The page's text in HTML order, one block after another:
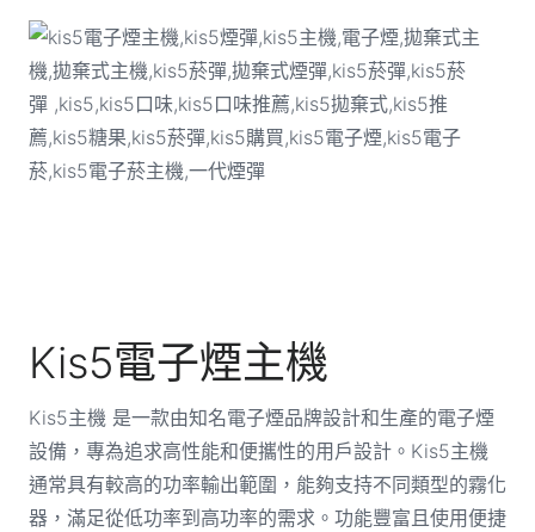
Kis5電子煙主機
Kis5主機 是一款由知名電子煙品牌設計和生產的電子煙
設備，專為追求高性能和便攜性的用戶設計。Kis5主機
通常具有較高的功率輸出範圍，能夠支持不同類型的霧化
器，滿足從低功率到高功率的需求。功能豐富且使用便捷